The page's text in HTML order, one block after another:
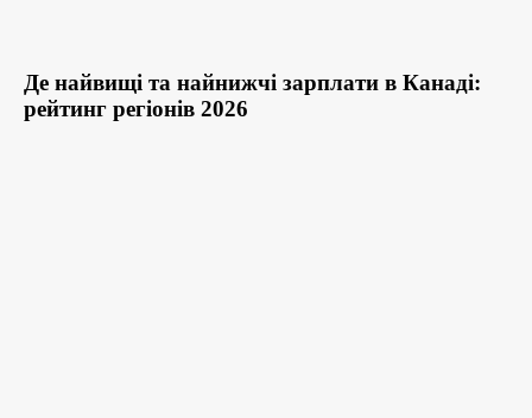
Де найвищі та найнижчі зарплати в Канаді:
рейтинг регіонів 2026